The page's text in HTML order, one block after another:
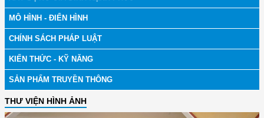
MÔ HÌNH - ĐIỂN HÌNH
CHÍNH SÁCH PHÁP LUẬT
KIẾN THỨC - KỸ NĂNG
SẢN PHẨM TRUYỀN THÔNG
THƯ VIỆN HÌNH ẢNH